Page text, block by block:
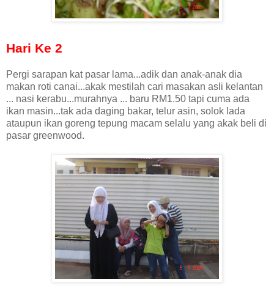
Hari Ke 2
Pergi sarapan kat pasar lama...adik dan anak-anak dia
makan roti canai...akak mestilah cari masakan asli kelantan
... nasi kerabu...murahnya ... baru RM1.50 tapi cuma ada
ikan masin...tak ada daging bakar, telur asin, solok lada
ataupun ikan goreng tepung macam selalu yang akak beli di
pasar greenwood.